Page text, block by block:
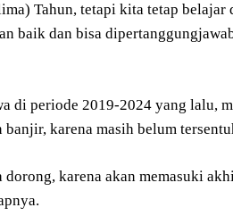
Tahun, tetapi kita tetap
baik dan bisa
di periode 2019-2024 yang lalu,
karena masih belum
karena akan memasuki